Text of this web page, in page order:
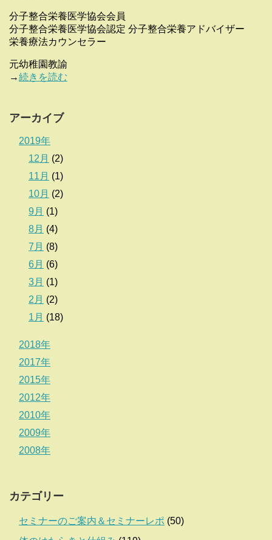
分子整合栄養医学協会会員
分子整合栄養医学協会認定 分子整合栄養アドバイザー
栄養療法カウンセラー
元幼稚園教諭
→続きを読む
アーカイブ
2019年
12月 (2)
11月 (1)
10月 (2)
9月 (1)
8月 (4)
7月 (8)
6月 (6)
3月 (1)
2月 (2)
1月 (18)
2018年
2017年
2015年
2012年
2010年
2009年
2008年
カテゴリー
セミナーのご案内＆セミナーレポ (50)